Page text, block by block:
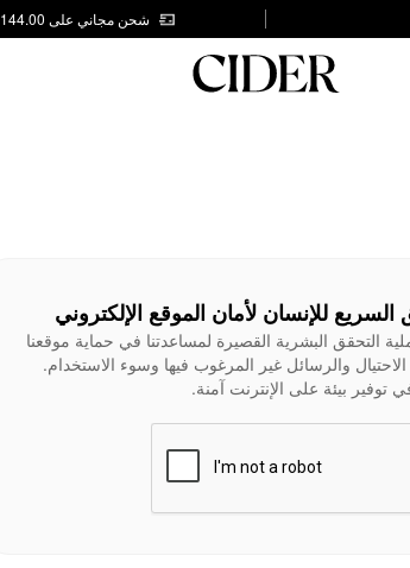
شحن مجاني على AED 144.00
للإنسان لأمان الموقع الإلكتروني
التحقق البشرية القصيرة لمساعدتنا في حماية موقعنا
والرسائل غير المرغوب فيها وسوء الاستخدام.
توفير بيئة على الإنترنت آمنة.